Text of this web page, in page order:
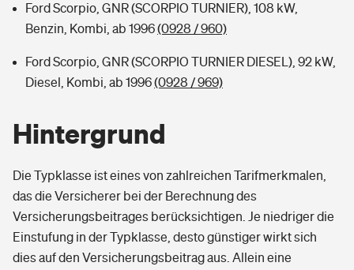
Ford Scorpio, GNR (SCORPIO TURNIER), 108 kW,
Benzin, Kombi, ab 1996(0928 / 960)
Ford Scorpio, GNR (SCORPIO TURNIER DIESEL), 92 kW,
Diesel, Kombi, ab 1996(0928 / 969)
Hintergrund
Die Typklasse ist eines von zahlreichen Tarifmerkmalen,
das die Versicherer bei der Berechnung des
Versicherungsbeitrages berücksichtigen. Je niedriger die
Einstufung in der Typklasse, desto günstiger wirkt sich
dies auf den Versicherungsbeitrag aus. Allein eine